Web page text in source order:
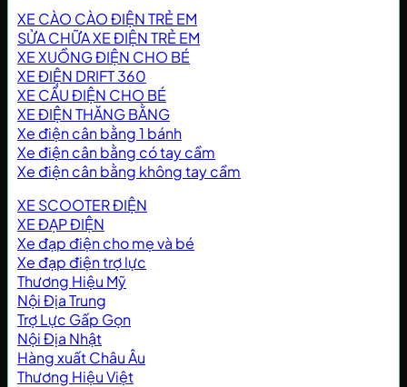
XE CÀO CÀO ĐIỆN TRẺ EM
SỬA CHỮA XE ĐIỆN TRẺ EM
XE XUỒNG ĐIỆN CHO BÉ
XE ĐIỆN DRIFT 360
XE CẨU ĐIỆN CHO BÉ
XE ĐIỆN THĂNG BẰNG
Xe điện cân bằng 1 bánh
Xe điện cân bằng có tay cầm
Xe điện cân bằng không tay cầm
XE SCOOTER ĐIỆN
XE ĐẠP ĐIỆN
Xe đạp điện cho mẹ và bé
Xe đạp điện trợ lực
Thương Hiệu Mỹ
Nội Địa Trung
Trợ Lực Gấp Gọn
Nội Địa Nhật
Hàng xuất Châu Âu
Thương Hiệu Việt